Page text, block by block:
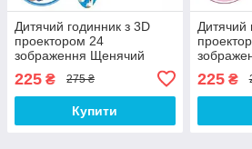
Дитячий годинник з 3D
проектором 24
зображення Щенячий
Patrol
225 ₴ 275 ₴
Купити
Дитячий
225₴